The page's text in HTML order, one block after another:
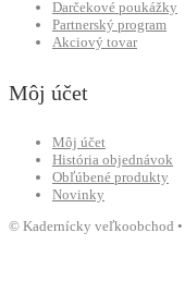
Darčekové poukážky
Partnerský program
Akciový tovar
Môj účet
Môj účet
História objednávok
Obľúbené produkty
Novinky
© Kadernícky veľkoobchod •